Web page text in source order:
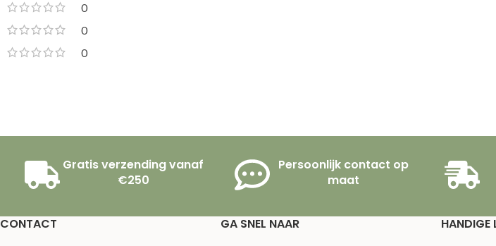
0
0
0
Gratis verzending vanaf
€250
Persoonlijk contact op
maat
CONTACT GA SNEL NAAR HANDIGE